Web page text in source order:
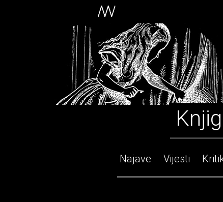
Najave Vijesti